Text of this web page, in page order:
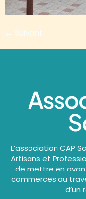
← Suivant
L’association CAP
Artisans et
de mettre en
commerces au
d’un